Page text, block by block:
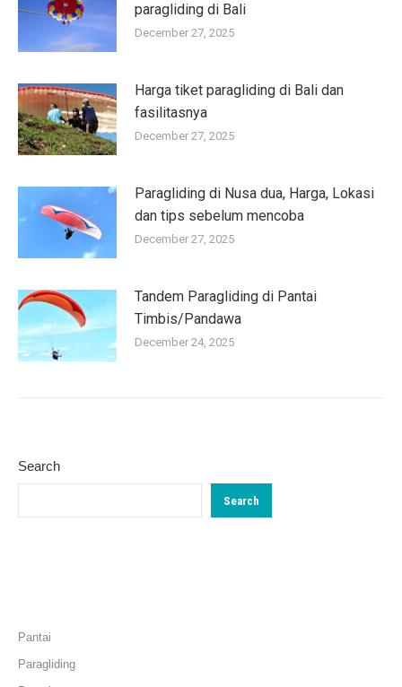
paragliding di Bali
December 27, 2025
Harga tiket paragliding di Bali dan
fasilitasnya
December 27, 2025
Paragliding di Nusa dua, Harga, Lokasi
dan tips sebelum mencoba
December 27, 2025
Tandem Paragliding di Pantai
Timbis/Pandawa
December 24, 2025
Search
Search
Pantai
Paragliding